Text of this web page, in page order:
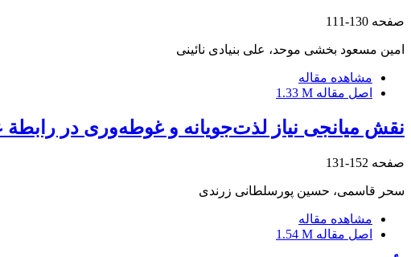
صفحه 130-111
امین مسعود بخشی موحد، علی بنیادی نائینی
مشاهده مقاله
اصل مقاله 1.33 M
نقش میانجی نیاز لذت‌جویانه و غوطه‌وری در
صفحه 152-131
سحر قاسمی، حسین پورسلطانی زرندی
مشاهده مقاله
اصل مقاله 1.54 M